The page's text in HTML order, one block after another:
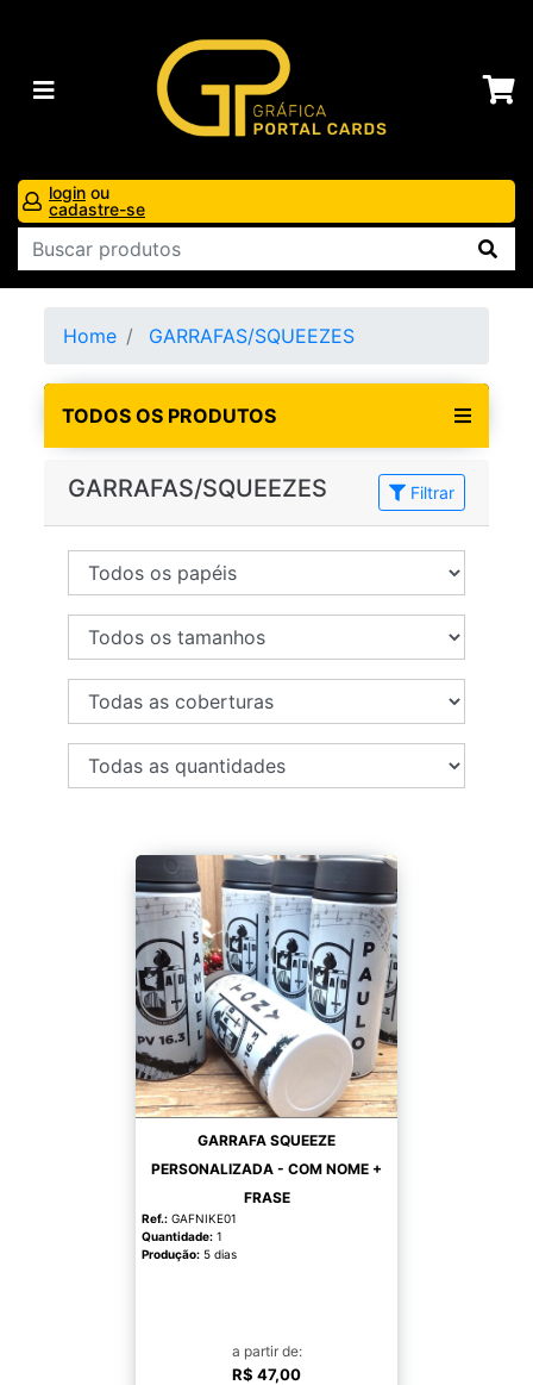
login ou
cadastre-se
Home GARRAFAS/SQUEEZES
TODOS OS PRODUTOS
GARRAFAS/SQUEEZES Filtrar
GARRAFA SQUEEZE
PERSONALIZADA - COM NOME +
FRASE
Ref.: GAFNIKE01
Quantidade: 1
Produção: 5 dias
a partir de:
R$ 47,00